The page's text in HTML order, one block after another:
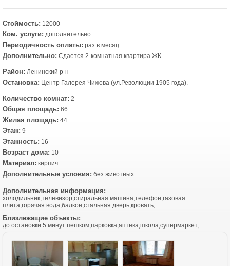
Стоймость: 12000
Ком. услуги: дополнительно
Периодичность оплаты: раз в месяц
Дополнительно: Сдается 2-комнатная квартира ЖК
Район: Ленинский р-н
Остановка: Центр Галерея Чижова (ул.Революции 1905 года).
Количество комнат: 2
Общая площадь: 66
Жилая площадь: 44
Этаж: 9
Этажность: 16
Возраст дома: 10
Материал: кирпич
Дополнительные условия: без животных.
Дополнительная информация:
холодильник,телевизор,стиральная машина,телефон,газовая
плита,горячая вода,балкон,стальная дверь,кровать,
Близлежащие объекты:
до остановки 5 минут пешком,парковка,аптека,школа,супермаркет,